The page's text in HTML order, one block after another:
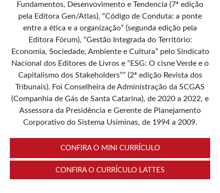
Fundamentos, Desenvovimento e Tendencia (7ª edição
pela Editora Gen/Atlas), “Código de Conduta: a ponte
entre a ética e a organização” (segunda edição pela
Editora Fórum), “Gestão Integrada do Território:
Economia, Sociedade, Ambiente e Cultura” pelo Sindicato
Nacional dos Editores de Livros e “ESG: O cisne Verde e o
Capitalismo dos Stakeholders”” (2ª edição Revista dos
Tribunais). Foi Conselheira de Administração da SCGAS
(Companhia de Gás de Santa Catarina), de 2020 a 2022, e
Assessora da Presidência e Gerente de Planejamento
Corporativo do Sistema Usiminas, de 1994 a 2009.
CONFIRA O MINI CURRÍCULO
CONFIRA O CURRÍCULO LATTES